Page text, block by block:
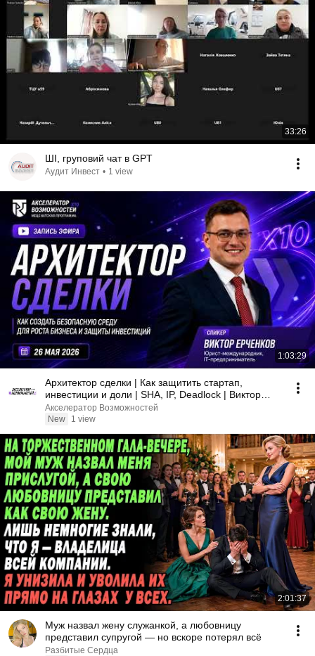
33:26
ШІ, груповий чат в GPT
Аудит Инвест • 1 view
1:03:29
Архитектор сделки | Как защитить стартап,
инвестиции и доли | SHA, IP, Deadlock | Виктор
Ерченков
Акселератор Возможностей
New
1 view
2:01:37
Муж назвал жену служанкой, а любовницу
представил супругой — но вскоре потерял всё
Разбитые Сердца